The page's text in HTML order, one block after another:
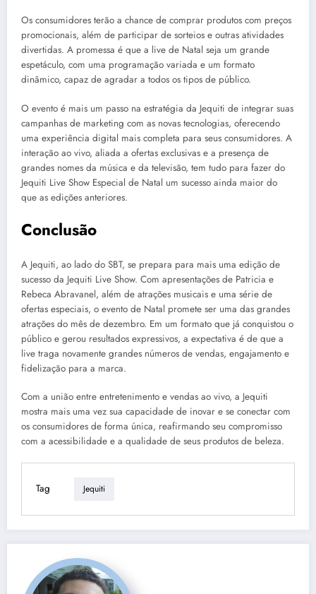
Os consumidores terão a chance de comprar produtos com preços
promocionais, além de participar de sorteios e outras atividades
divertidas. A promessa é que a live de Natal seja um grande
espetáculo, com uma programação variada e um formato
dinâmico, capaz de agradar a todos os tipos de público.
O evento é mais um passo na estratégia da Jequiti de integrar suas
campanhas de marketing com as novas tecnologias, oferecendo
uma experiência digital mais completa para seus consumidores. A
interação ao vivo, aliada a ofertas exclusivas e a presença de
grandes nomes da música e da televisão, tem tudo para fazer do
Jequiti Live Show Especial de Natal um sucesso ainda maior do
que as edições anteriores.
Conclusão
A Jequiti, ao lado do SBT, se prepara para mais uma edição de
sucesso da Jequiti Live Show. Com apresentações de Patricia e
Rebeca Abravanel, além de atrações musicais e uma série de
ofertas especiais, o evento de Natal promete ser uma das grandes
atrações do mês de dezembro. Em um formato que já conquistou o
público e gerou resultados expressivos, a expectativa é de que a
live traga novamente grandes números de vendas, engajamento e
fidelização para a marca.
Com a união entre entretenimento e vendas ao vivo, a Jequiti
mostra mais uma vez sua capacidade de inovar e se conectar com
os consumidores de forma única, reafirmando seu compromisso
com a acessibilidade e a qualidade de seus produtos de beleza.
Tag Jequiti